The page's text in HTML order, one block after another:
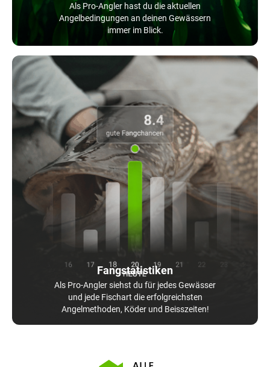
Als Pro-Angler hast du die aktuellen
Angelbedingungen an deinen Gewässern
immer im Blick.
Fangstatistiken
Als Pro-Angler siehst du für jedes Gewässer
und jede Fischart die erfolgreichsten
Angelmethoden, Köder und Beisszeiten!